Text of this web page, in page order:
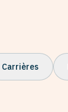
Carrières